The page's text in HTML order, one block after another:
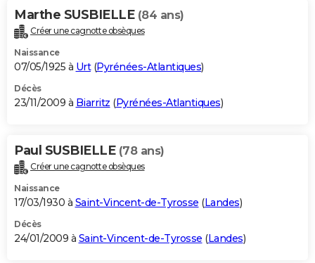
Marthe SUSBIELLE (84 ans)
Créer une cagnotte obsèques
Naissance
07/05/1925 à Urt(Pyrénées-Atlantiques)
Décès
23/11/2009 à Biarritz (Pyrénées-Atlantiques)
Paul SUSBIELLE (78 ans)
Créer une cagnotte obsèques
Naissance
17/03/1930 à Saint-Vincent-de-Tyrosse (Landes)
Décès
24/01/2009 à Saint-Vincent-de-Tyrosse (Landes)